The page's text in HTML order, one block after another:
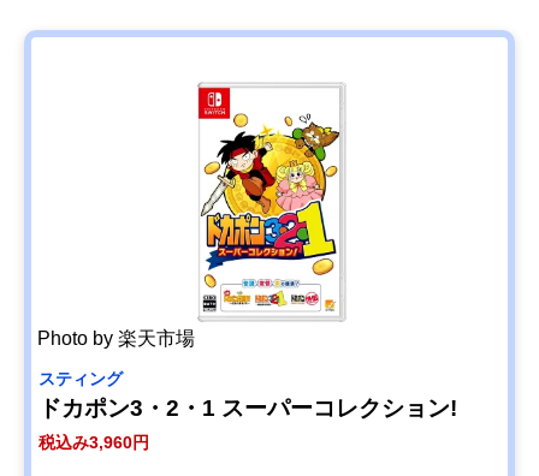
まざまなソフトが発売されています。この記事では、スイッチで遊べるドラク
Photo by 楽天市場
スティング
ドカポン3・2・1 スーパーコレクション!
税込み3,960円